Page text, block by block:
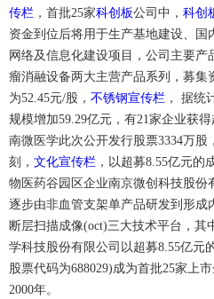
传栏 ，首批25家科创板公司中， 科创
资金到位后将用于生产基地建设、国
网络及信息化建设项目，公司主要
瘤消融设备两大主营产品系列，募集
为52.45元/股， 不锈钢宣传栏 ， 据统
规模增加59.29亿元，有21家企业获得
南微医学此次公开发行股票3334万
刻， 文化宣传栏 ，以超募8.55亿元的
物医药谷园区企业南京微创科技股份
逐步由非血管支架单产品研发到形成
断层扫描成像(oct)三大技术平台，其
学科技股份有限公司以超募8.55亿元
股票代码为688029)成为首批25家上
2000年。